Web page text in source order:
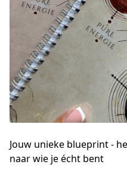
Jouw unieke blueprint -
naar wie je écht bent